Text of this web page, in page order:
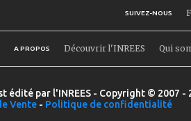
SUIVEZ-NOUS
A PROPOS Découvrir l'INREES Qui
édité par l'INREES - Copyright © 2007
Vente - Politique de confidentialité